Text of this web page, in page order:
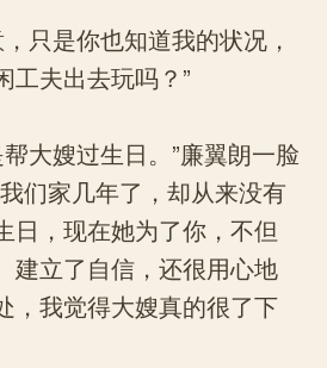
只是你也知道我的状况，
工夫出去玩吗？”
大嫂过生日。”廉翼朗一脸
们家几年了，却从来没有
日，现在她为了你，不但
建立了自信，还很用心地
，我觉得大嫂真的很了下